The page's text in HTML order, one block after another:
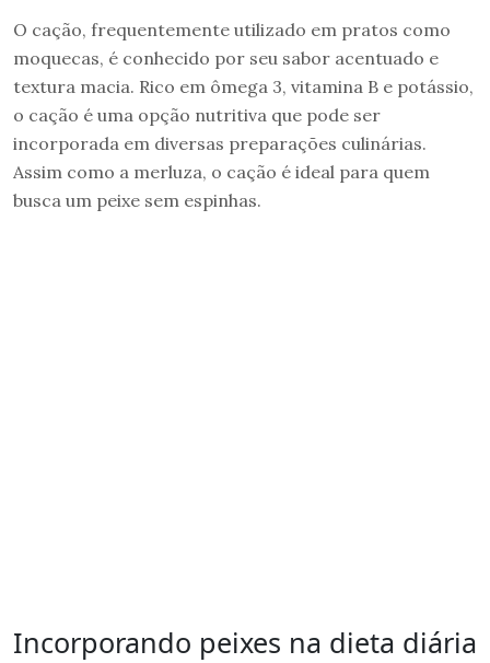
O cação, frequentemente utilizado em pratos como
moquecas, é conhecido por seu sabor acentuado e
textura macia. Rico em ômega 3, vitamina B e potássio,
o cação é uma opção nutritiva que pode ser
incorporada em diversas preparações culinárias.
Assim como a merluza, o cação é ideal para quem
busca um peixe sem espinhas.
Incorporando peixes na dieta diária